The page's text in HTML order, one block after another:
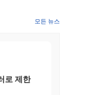
이 비활성 또는
. 그 대상 고객
를 포함합니
모든 뉴스
로 제한